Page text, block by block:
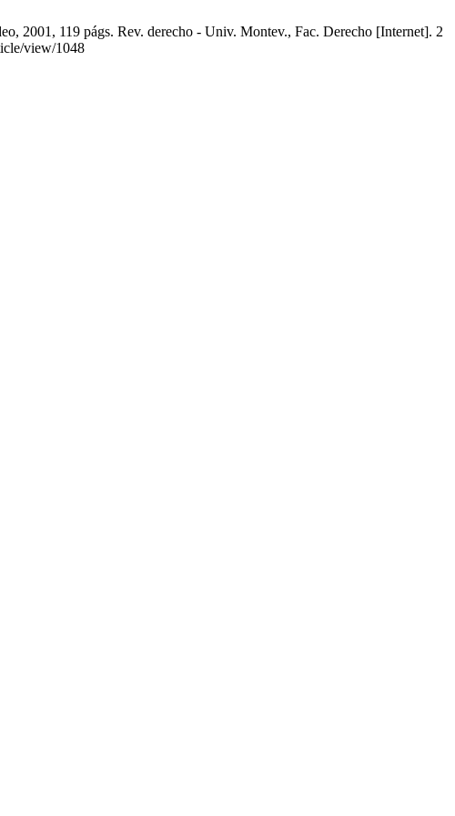
2001, 119 págs. Rev. derecho - Univ. Montev., Fac. Derecho [Internet]. 2
view/1048